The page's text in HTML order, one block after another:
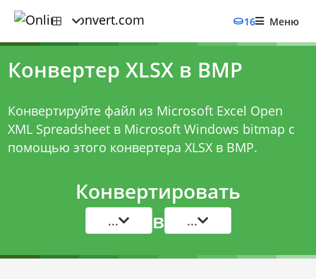
16 Меню
Конвертер XLSX в BMP
Конвертируйте файл из Microsoft Excel Open
XML Spreadsheet в Microsoft Windows bitmap с
помощью этого конвертера XLSX в BMP.
Конвертировать
... в ...